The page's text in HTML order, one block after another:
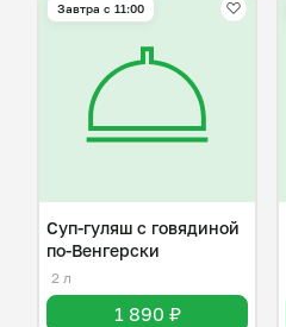
Завтра c 11:00
Суп-гуляш с говядиной
по-Венгерски
2 л
1 890 ₽